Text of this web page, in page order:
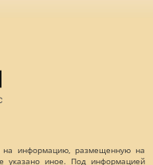
на информацию, размещенную на
указано иное. Под информацией